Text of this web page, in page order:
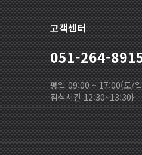
고객센터
051-264-
평일 09:00 ~ 17:00(토/
점심시간 12:30~13:30}